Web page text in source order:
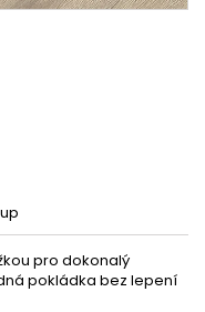
pro dokonalý
pokládka bez lepení